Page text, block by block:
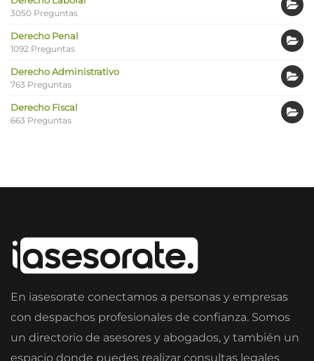
3050 Preguntas
Derecho Penal
1092 Preguntas
Derecho Administrativo
763 Preguntas
Derecho Fiscal
663 Preguntas
En iasesorate conectamos a personas y empresas
con despachos profesionales de confianza. Somos
un directorio de asesores y abogados, y también un
espacio donde puedes realizar consultas legales